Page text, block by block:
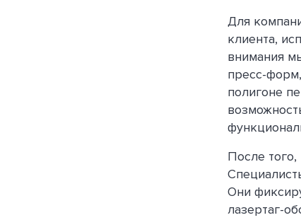
Для
клиента,
внимания
пресс-
полигоне
После
Они
лазертаг-